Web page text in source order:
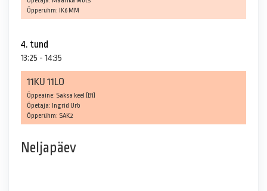
Õpperühm: IK6 MM
4. tund
13:25 - 14:35
11KU 11LO
Õppeaine: Saksa keel (B1)
Õpetaja: Ingrid Urb
Õpperühm: SAK2
Neljapäev